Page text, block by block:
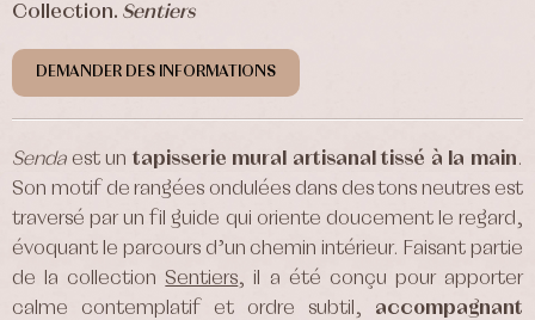
Collection. Sentiers
DEMANDER DES INFORMATIONS
Sendaest untapisserie mural artisanal tissé à la main.
Son motif de rangées ondulées dans des tons neutres est
traversé par un fil guide qui oriente doucement le regard,
évoquant le parcours d’un chemin intérieur. Faisant partie
de la collection Sentiers, il a été conçu pour apporter
calme contemplatif et ordre subtil, accompagnant